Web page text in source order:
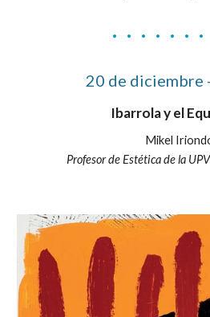
· · · · · · ·
20 de diciembre
Ibarrola y el
Mikel
Profesor de Estética de la